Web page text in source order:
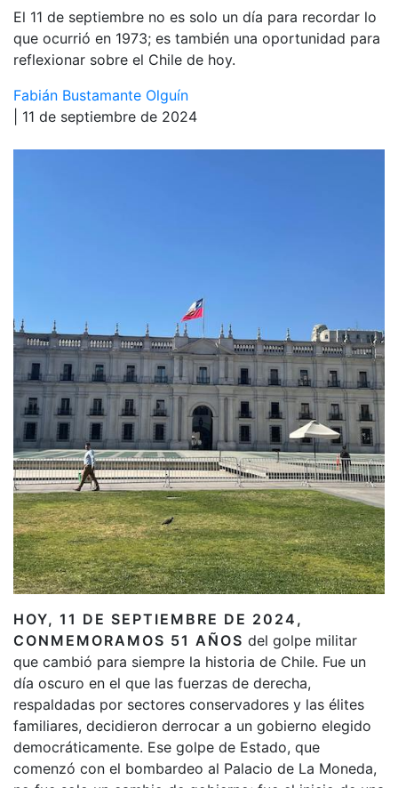
El 11 de septiembre no es solo un día para recordar lo
que ocurrió en 1973; es también una oportunidad para
reflexionar sobre el Chile de hoy.
Fabián Bustamante Olguín
| 11 de septiembre de 2024
HOY, 11 DE SEPTIEMBRE DE 2024,
CONMEMORAMOS 51 AÑOS del golpe militar
que cambió para siempre la historia de Chile. Fue un
día oscuro en el que las fuerzas de derecha,
respaldadas por sectores conservadores y las élites
familiares, decidieron derrocar a un gobierno elegido
democráticamente. Ese golpe de Estado, que
comenzó con el bombardeo al Palacio de La Moneda,